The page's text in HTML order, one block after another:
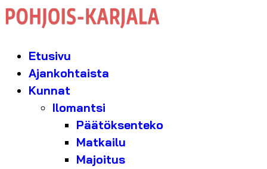
Etusivu
Ajankohtaista
Kunnat
Ilomantsi
Päätöksenteko
Matkailu
Majoitus